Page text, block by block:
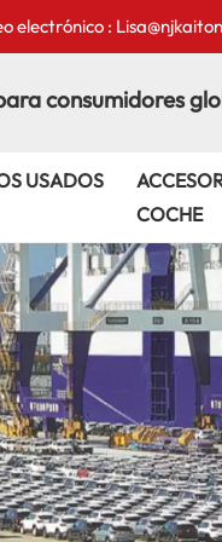
electrónico :
consumidores
USADOS
COCHE